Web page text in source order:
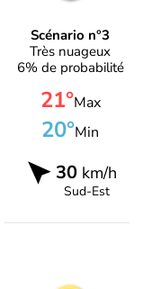
Scénario n°3
Très nuageux
6% de probabilité
21°Max
20°Min
30 km/h
Sud-Est